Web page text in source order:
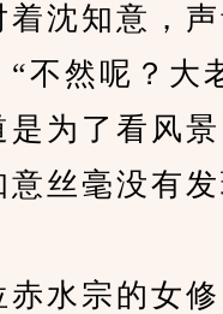
着沈知意，
“不然呢？大
是为了看风景
毫没有发
宗的女修